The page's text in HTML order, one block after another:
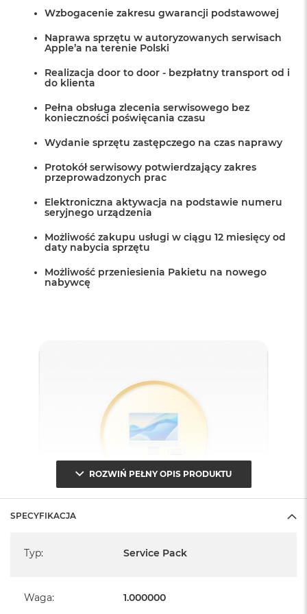
Wzbogacenie zakresu gwarancji podstawowej
Naprawa sprzętu w autoryzowanych serwisach
Apple’a na terenie Polski
Realizacja door to door - bezpłatny transport od i
do klienta
Pełna obsługa zlecenia serwisowego bez
konieczności poświęcania czasu
Wydanie sprzętu zastępczego na czas naprawy
Protokół serwisowy potwierdzający zakres
przeprowadzonych prac
Elektroniczna aktywacja na podstawie numeru
seryjnego urządzenia
Możliwość zakupu usługi w ciągu 12 miesięcy od
daty nabycia sprzętu
Możliwość przeniesienia Pakietu na nowego
nabywcę
ROZWIŃ PEŁNY OPIS PRODUKTU
SPECYFIKACJA
Typ: Service Pack
Waga: 1.000000